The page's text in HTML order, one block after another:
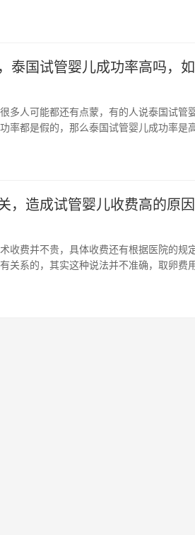
泰国试管婴儿成功率高吗，
多人可能都还有点蒙，有的人说泰国试管
率都是假的，那么泰国试管婴儿成功率是
，造成试管婴儿收费高的原
收费并不贵，具体收费还有根据医院的规
关系的，其实这种说法并不准确，取卵费